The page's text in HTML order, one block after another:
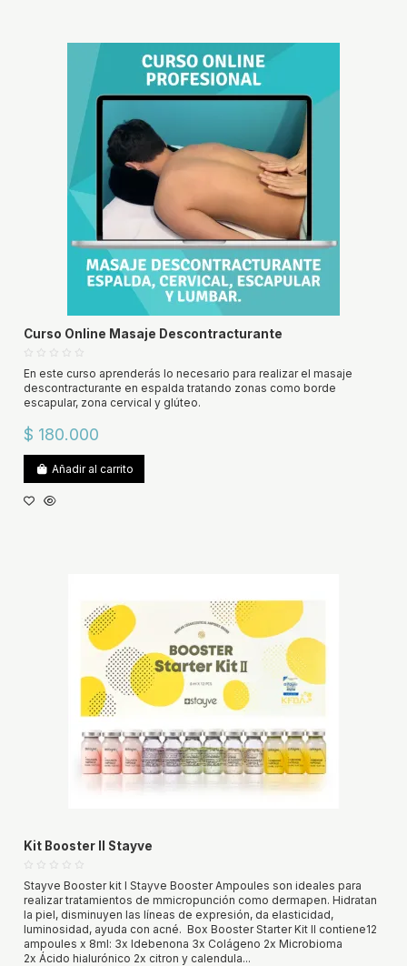
Curso Online Masaje Descontracturante
En este curso aprenderás lo necesario para realizar el masaje
descontracturante en espalda tratando zonas como borde
escapular, zona cervical y glúteo.
$ 180.000
Añadir al carrito
Kit Booster II Stayve
Stayve Booster kit I Stayve Booster Ampoules son ideales para
realizar tratamientos de mmicropunción como dermapen. Hidratan
la piel, disminuyen las líneas de expresión, da elasticidad,
luminosidad, ayuda con acné. Box Booster Starter Kit II contiene12
ampoules x 8ml: 3x Idebenona 3x Colágeno 2x Microbioma
2x Ácido hialurónico 2x citron y calendula...